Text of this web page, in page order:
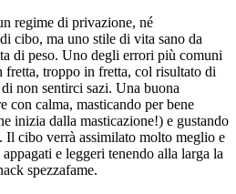
regime di privazione, né
cibo, ma uno stile di vita sano da
di peso. Uno degli errori più comuni
troppo in fretta, col risultato di
non sentirci sazi. Una buona
con calma, masticando per bene
inizia dalla masticazione!) e gustando
Il cibo verrà assimilato molto meglio e
e leggeri tenendo alla larga la
spezzafame.